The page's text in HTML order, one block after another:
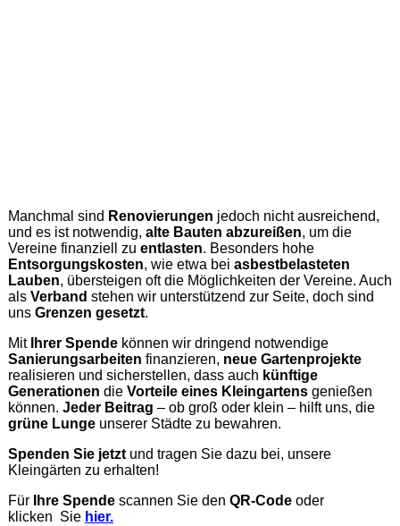
Manchmal sind Renovierungen jedoch nicht ausreichend,
und es ist notwendig, alte Bauten abzureißen, um die
Vereine finanziell zu entlasten. Besonders hohe
Entsorgungskosten, wie etwa bei asbestbelasteten
Lauben, übersteigen oft die Möglichkeiten der Vereine. Auch
als Verband stehen wir unterstützend zur Seite, doch sind
uns Grenzen gesetzt.
Mit Ihrer Spendekönnen wir dringend notwendige
Sanierungsarbeiten finanzieren, neue Gartenprojekte
realisieren und sicherstellen, dass auch künftige
Generationen die Vorteile eines Kleingartensgenießen
können. Jeder Beitrag – ob groß oder klein – hilft uns, die
grüne Lungeunserer Städte zu bewahren.
Spenden Sie jetztund tragen Sie dazu bei, unsere
Kleingärten zu erhalten!
Für
Ihre Spendescannen Sie den QR-Codeoder
klicken Sie hier.